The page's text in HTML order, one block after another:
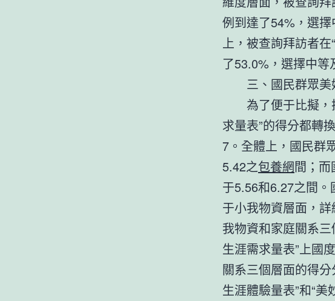
例到達了54%，選
上，被查詢拜訪者
了53.0%，選擇中等
三、國民群眾美
為了便于比擬，
求量表”的得分都轉
7。全體上，國民群
5.42之包養網間；而
于5.56和6.27之間
于小我物資層面，
我物資和家庭關系
生涯需求量表”上國
關系三個層面的得
生涯體驗量表”和“